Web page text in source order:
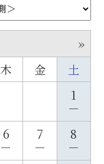
»
木 金
土
1
－
6
－
7
－
8
－